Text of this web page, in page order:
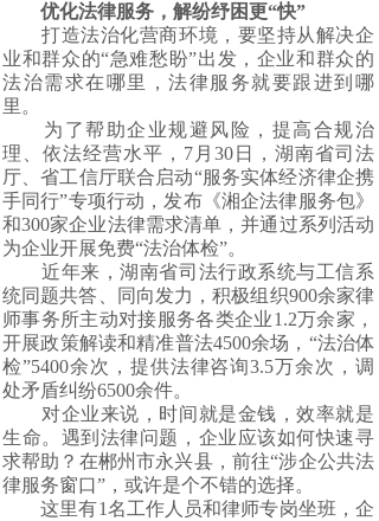
优化法律服务，解纷纾困更“快”
打造法治化营商环境，要坚持从解决企
业和群众的“急难愁盼”出发，企业和群众的
法治需求在哪里，法律服务就要跟进到哪
里。
为了帮助企业规避风险，提高合规治
理、依法经营水平，7月30日，湖南省司法
厅、省工信厅联合启动“服务实体经济律企携
手同行”专项行动，发布《湘企法律服务包》
和300家企业法律需求清单，并通过系列活动
为企业开展免费“法治体检”。
近年来，湖南省司法行政系统与工信系
统同题共答、同向发力，积极组织900余家律
师事务所主动对接服务各类企业1.2万余家，
开展政策解读和精准普法4500余场，“法治体
检”5400余次，提供法律咨询3.5万余次，调
处矛盾纠纷6500余件。
对企业来说，时间就是金钱，效率就是
生命。遇到法律问题，企业应该如何快速寻
求帮助？在郴州市永兴县，前往“涉企公共法
律服务窗口”，或许是个不错的选择。
这里有1名工作人员和律师专岗坐班，企